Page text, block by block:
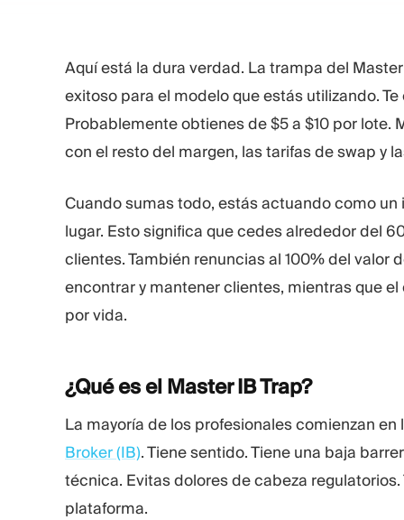
Aquí está la dura verdad. La trampa del
exitoso para el modelo que estás utilizando.
Probablemente obtienes de $5 a $10 por
con el resto del margen, las tarifas de swap y
Cuando sumas todo, estás actuando como
lugar. Esto significa que cedes alrededor del
clientes. También renuncias al 100% del valor
encontrar y mantener clientes, mientras que
por vida.
¿Qué es el Master IBTrap?
La mayoría de los profesionales comienzan
Broker (IB). Tiene sentido. Tiene una baja
técnica. Evitas dolores de cabeza
plataforma.